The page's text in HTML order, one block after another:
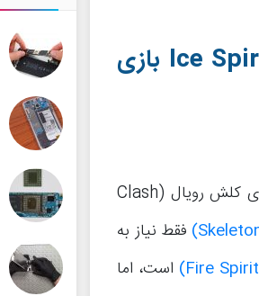
Ice بازی
کارت Ice Spirit یا آیس اسپریت یکی از کم هزینه‌ترین کارت های بازی کلش رویال (Clash
فقط نیاز به
است، اما